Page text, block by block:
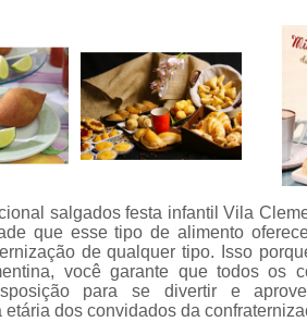
Salgados
para festa
infantil
Salgados
para
revenda
salgados festa infantil Vila
que esse tipo de alimento
de qualquer tipo. Isso
você garante que todos os
para se divertir e
dos convidados da